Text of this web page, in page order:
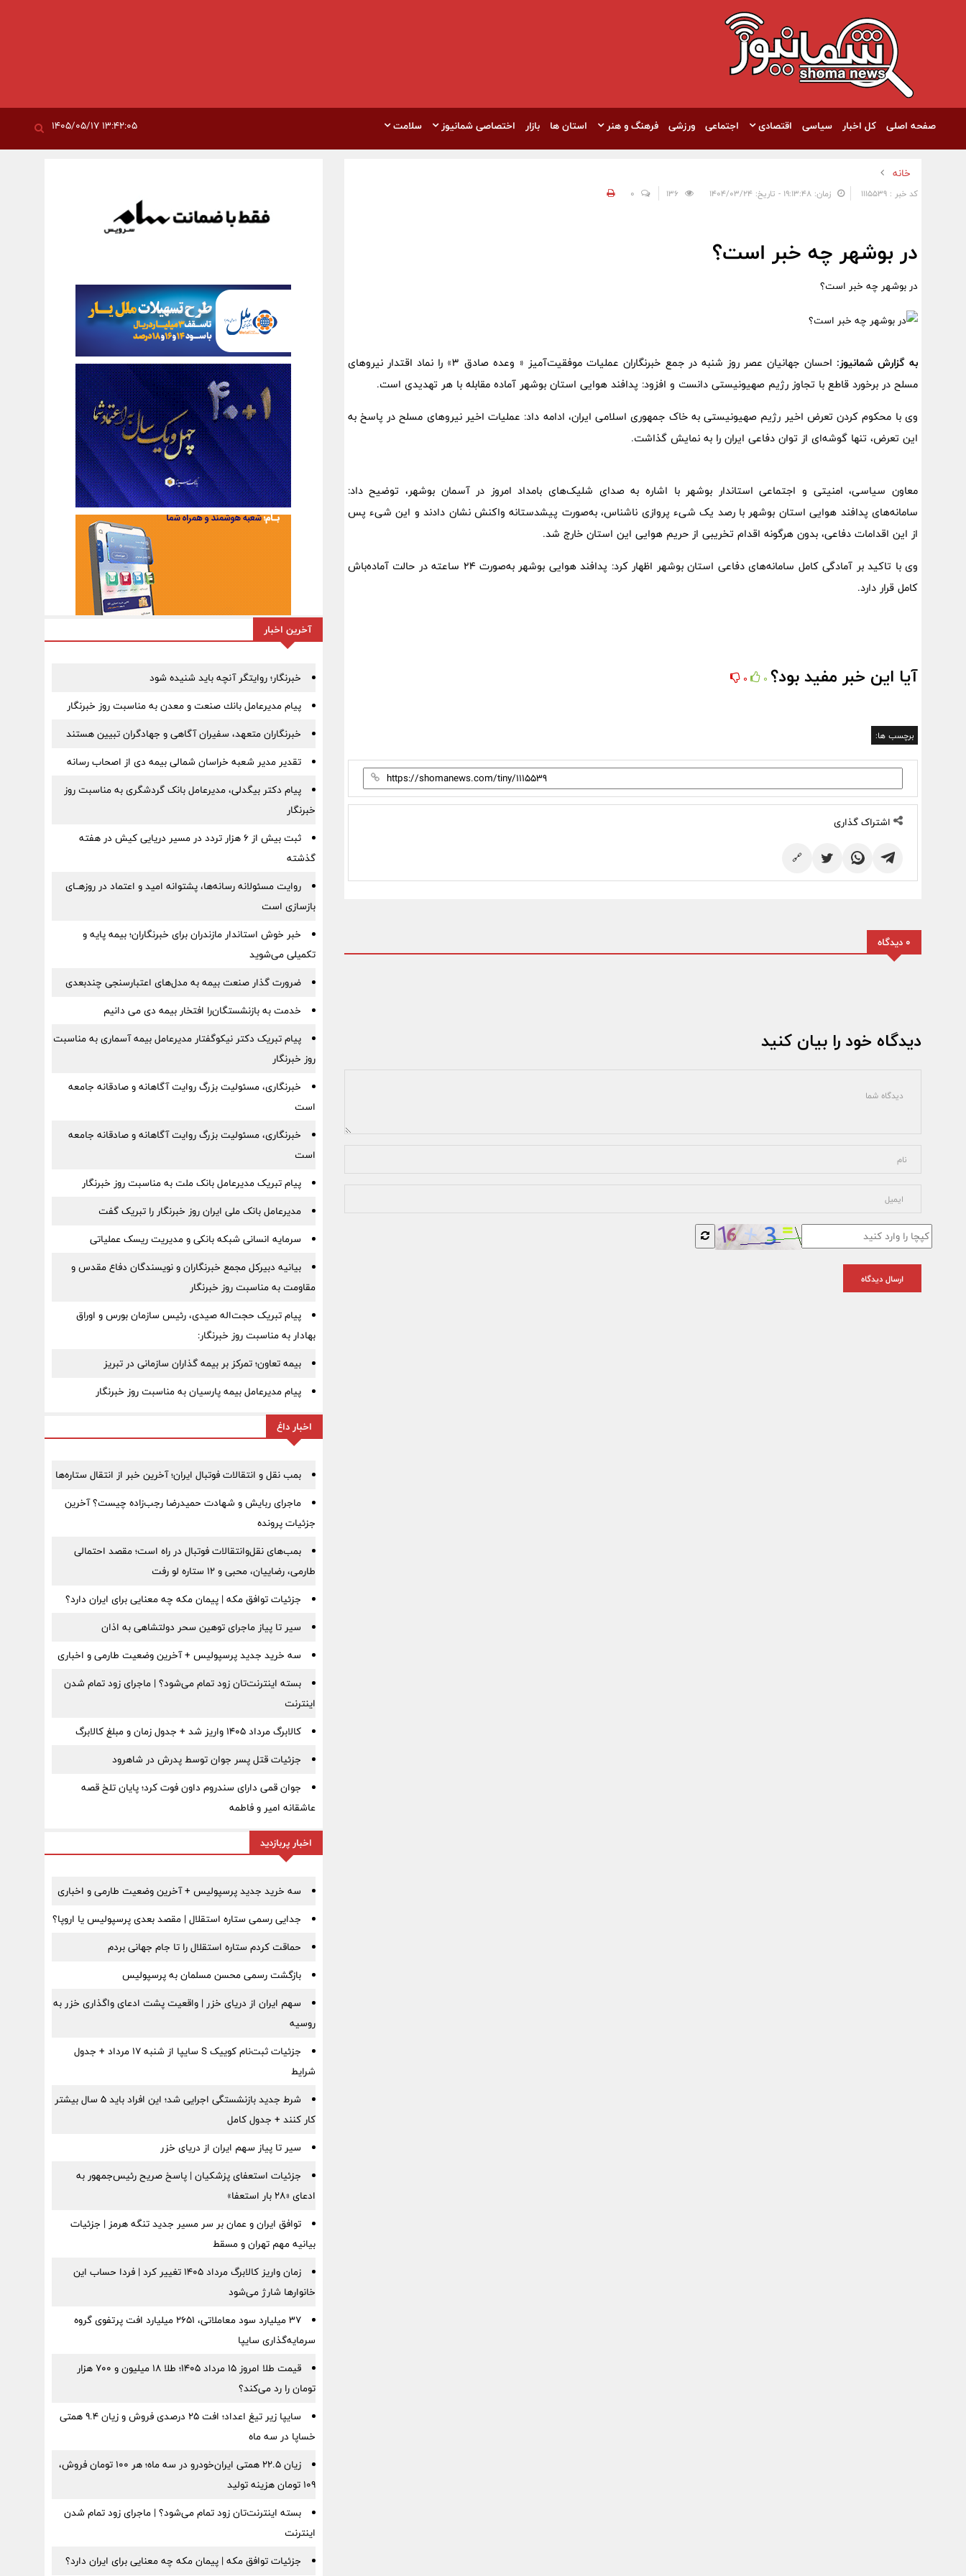
صفحه اصلی کل اخبار سیاسی اقتصادی اجتماعی ورزشی فرهنگ و هنر استان ها بازار اختصاصی شمانیوز سلامت
خانه
کد خبر : 1115539 زمان: ۱۹:۱۳:۴۸ - تاریخ: ۱۴۰۴/۰۳/۲۴ 0
در بوشهر چه خبر است؟
در بوشهر چه خبر است؟
به گزارش شمانیوز:
احسان جهانیان عصر روز شنبه در جمع خبرنگاران عملیات موفقیت‌آمیز « وعده صادق ۳» را نماد اقتدار نیروهای
مسلح در برخورد قاطع با تجاوز رژیم صهیونیستی دانست و افزود: پدافند هوایی استان بوشهر آماده مقابله با هر تهدیدی است.
وی با محکوم کردن تعرض اخیر رژیم صهیونیستی به خاک جمهوری اسلامی ایران، ادامه داد: عملیات اخیر نیروهای مسلح در پاسخ به
این تعرض، تنها گوشه‌ای از توان دفاعی ایران را به نمایش گذاشت.
معاون سیاسی، امنیتی و اجتماعی استاندار بوشهر با اشاره به صدای شلیک‌های بامداد امروز در آسمان بوشهر، توضیح داد:
سامانه‌های پدافند هوایی استان بوشهر با رصد یک شیء پروازی ناشناس، به‌صورت پیشدستانه واکنش نشان دادند و این شیء پس
از این اقدامات دفاعی، بدون هرگونه اقدام تخریبی از حریم هوایی این استان خارج شد.
وی با تاکید بر آمادگی کامل سامانه‌های دفاعی استان بوشهر اظهار کرد: پدافند هوایی بوشهر به‌صورت ۲۴ ساعته در حالت آماده‌باش
کامل قرار دارد.
آیا این خبر مفید بود؟ 0
0
برچسب ها:
اشتراک گذاری
🔗
0 دیدگاه
دیدگاه خود را بیان کنید
ارسال دیدگاه
آخرین اخبار
خبرنگار؛ روایتگر آنچه باید شنیده شود
پیام مدیرعامل بانك صنعت و معدن به مناسبت روز خبرنگار
خبرنگاران متعهد، سفیران آگاهی و جهادگران تبیین هستند
تقدیر مدیر شعبه خراسان شمالی بیمه دی از اصحاب رسانه
پیام دکتر بیگدلی، مدیرعامل بانک گردشگری به مناسبت روز
خبرنگار
ثبت بیش از ۶ هزار تردد در مسیر دریایی کیش در هفته
گذشته
روایت مسئولانه رسانه‌ها، پشتوانه امید و اعتماد در روزهــای
بازسازی است
خبر خوش استاندار مازندران برای خبرنگاران؛‌ بیمه پایه و
‌تکمیلی می‌شوید
ضرورت گذار صنعت بیمه به مدل‌های اعتبارسنجی چندبعدی
خدمت به بازنشستگان‌را افتخار بیمه دی می دانیم
پیام تبریک دکتر نیکوگفتار مدیرعامل بیمه آسماری به مناسبت
روز خبرنگار
خبرنگاری، مسئولیت بزرگ روایت آگاهانه و صادقانه جامعه
است
خبرنگاری، مسئولیت بزرگ روایت آگاهانه و صادقانه جامعه
است
پیام تبریک مدیرعامل بانک ملت به مناسبت روز خبرنگار
مدیرعامل بانک ملی ایران روز خبرنگار را تبریک گفت
سرمایه انسانی شبکه بانکی و مدیریت ریسک عملیاتی
بیانیه دبیرکل مجمع خبرنگاران و نویسندگان دفاع مقدس و
مقاومت به مناسبت روز خبرنگار
پیام تبریک حجت‌اله صیدی، رئیس سازمان بورس و اوراق
بهادار به مناسبت روز خبرنگار:
بیمه تعاون؛ تمرکز بر بیمه گذاران سازمانی در تبریز
پیام مدیرعامل بیمه پارسیان به مناسبت روز خبرنگار
اخبار داغ
بمب نقل‌ و انتقالات فوتبال ایران؛ آخرین خبر از انتقال ستاره‌ها
ماجرای ربایش و شهادت حمیدرضا رجب‌زاده چیست؟ آخرین
جزئیات پرونده
بمب‌های نقل‌وانتقالات فوتبال در راه است؛ مقصد احتمالی
طارمی، رضاییان، محبی و ۱۲ ستاره لو رفت
جزئیات توافق مکه | پیمان مکه چه معنایی برای ایران دارد؟
سیر تا پیاز ماجرای توهین سحر دولتشاهی به اذان
سه خرید جدید پرسپولیس + آخرین وضعیت طارمی و اخباری
بسته اینترنت‌تان زود تمام می‌شود؟ | ماجرای زود تمام شدن
اینترنت
کالابرگ مرداد ۱۴۰۵ واریز شد + جدول زمان و مبلغ کالابرگ
جزئیات قتل پسر جوان توسط پدرش در شاهرود
جوان قمی دارای سندروم داون فوت کرد؛ پایان تلخ قصه
عاشقانه امیر و فاطمه
اخبار پربازدید
سه خرید جدید پرسپولیس + آخرین وضعیت طارمی و اخباری
جدایی رسمی ستاره استقلال | مقصد بعدی پرسپولیس یا اروپا؟
حماقت کردم ستاره استقلال را تا جام جهانی بردم
بازگشت رسمی محسن مسلمان به پرسپولیس
سهم ایران از دریای خزر | واقعیت پشت ادعای واگذاری خزر به
روسیه
جزئیات ثبت‌نام کوییک S سایپا از شنبه ۱۷ مرداد + جدول
شرایط
شرط جدید بازنشستگی اجرایی شد؛ این افراد باید ۵ سال بیشتر
کار کنند + جدول کامل
سیر تا پیاز سهم ایران از دریای خزر
جزئیات استعفای پزشکیان | پاسخ صریح رئیس‌جمهور به
ادعای «۲۸ بار استعفا»
توافق ایران و عمان بر سر مسیر جدید تنگه هرمز | جزئیات
بیانیه مهم تهران و مسقط
زمان واریز کالابرگ مرداد ۱۴۰۵ تغییر کرد | فردا حساب این
خانوارها شارژ می‌شود
۳۷ میلیارد سود معاملاتی، ۲۶۵۱ میلیارد افت پرتفوی گروه
سرمایه‌گذاری سایپا
قیمت طلا امروز ۱۵ مرداد ۱۴۰۵؛ طلا ۱۸ میلیون و ۷۰۰ هزار
تومان را رد می‌کند؟
سایپا زیر تیغ اعداد؛ افت ۲۵ درصدی فروش و زیان ۹.۴ همتی
خساپا در سه ماه
زیان ۲۲.۵ همتی ایران‌خودرو در سه ماه؛ هر ۱۰۰ تومان فروش،
۱۰۹ تومان هزینه تولید
بسته اینترنت‌تان زود تمام می‌شود؟ | ماجرای زود تمام شدن
اینترنت
جزئیات توافق مکه | پیمان مکه چه معنایی برای ایران دارد؟